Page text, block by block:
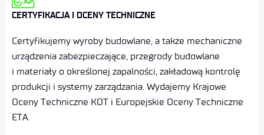
CERTYFIKACJA I OCENY TECHNICZNE
Certyfikujemy wyroby budowlane, a także mechaniczne
urządzenia zabezpieczające, przegrody budowlane
i materiały o określonej zapalności, zakładową kontrolę
produkcji i systemy zarządzania. Wydajemy Krajowe
Oceny Techniczne KOT i Europejskie Oceny Techniczne
ETA.